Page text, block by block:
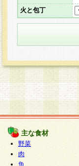
火と包丁
主な食材
野菜
肉
魚